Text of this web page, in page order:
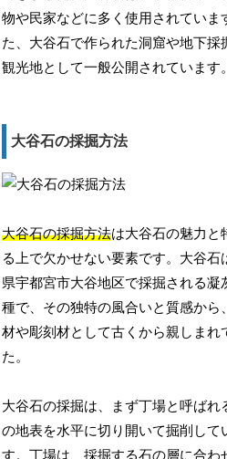
物や民家などに多く使用されていま
た、大谷石で作られた洞窟や地下採
観光地として一般公開されています。
大谷石の採掘方法
大谷石の採掘方法は大谷石の魅力と
る上で欠かせない要素です。大谷石
県宇都宮市大谷地区で採掘される凝
種で、その独特の風合いと質感から
材や彫刻材として古くから親しまれ
た。
大谷石の採掘は、まず丁場と呼ばれ
の地表を水平に切り開いて掘削して
す。丁場は、採掘する石の層に合わ